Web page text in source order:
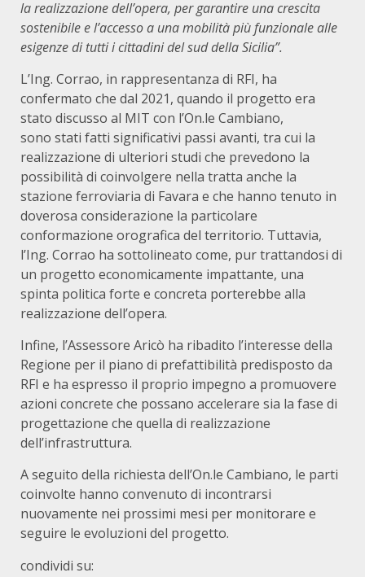
la realizzazione dell’opera, per garantire una crescita
sostenibile e l’accesso a una mobilità più funzionale alle
esigenze di tutti i cittadini del sud della Sicilia”.
L’Ing. Corrao, in rappresentanza di RFI, ha
confermato che dal 2021, quando il progetto era
stato discusso al MIT con l’On.le Cambiano,
sono stati fatti significativi passi avanti, tra cui la
realizzazione di ulteriori studi che prevedono la
possibilità di coinvolgere nella tratta anche la
stazione ferroviaria di Favara e che hanno tenuto in
doverosa considerazione la particolare
conformazione orografica del territorio. Tuttavia,
l’Ing. Corrao ha sottolineato come, pur trattandosi di
un progetto economicamente impattante, una
spinta politica forte e concreta porterebbe alla
realizzazione dell’opera.
Infine, l’Assessore Aricò ha ribadito l’interesse della
Regione per il piano di prefattibilità predisposto da
RFI e ha espresso il proprio impegno a promuovere
azioni concrete che possano accelerare sia la fase di
progettazione che quella di realizzazione
dell’infrastruttura.
A seguito della richiesta dell’On.le Cambiano, le parti
coinvolte hanno convenuto di incontrarsi
nuovamente nei prossimi mesi per monitorare e
seguire le evoluzioni del progetto.
condividi su: